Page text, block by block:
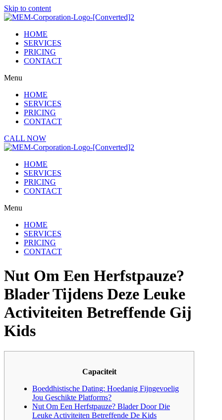
Skip to content
HOME
SERVICES
PRICING
CONTACT
Menu
HOME
SERVICES
PRICING
CONTACT
CALL NOW
HOME
SERVICES
PRICING
CONTACT
Menu
HOME
SERVICES
PRICING
CONTACT
Nut Om Een Herfstpauze?
Blader Tijdens Deze Leuke
Activiteiten Betreffende Gij
Kids
Capaciteit
Boeddhistische Dating: Hoedanig Fijngevoelig
Jou Geschikte Platforms?
Nut Om Een Herfstpauze? Blader Door Die
Leuke Activiteiten Betreffende De Kids